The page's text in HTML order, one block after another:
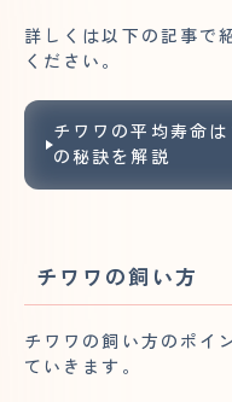
詳しくは以下の記事で
ください。
チワワの平均寿命
の秘訣を解説
チワワの飼い方
チワワの飼い方のポイ
ていきます。